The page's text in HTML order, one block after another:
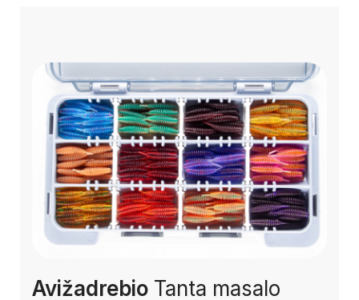
Avižadrebio Tanta masalo